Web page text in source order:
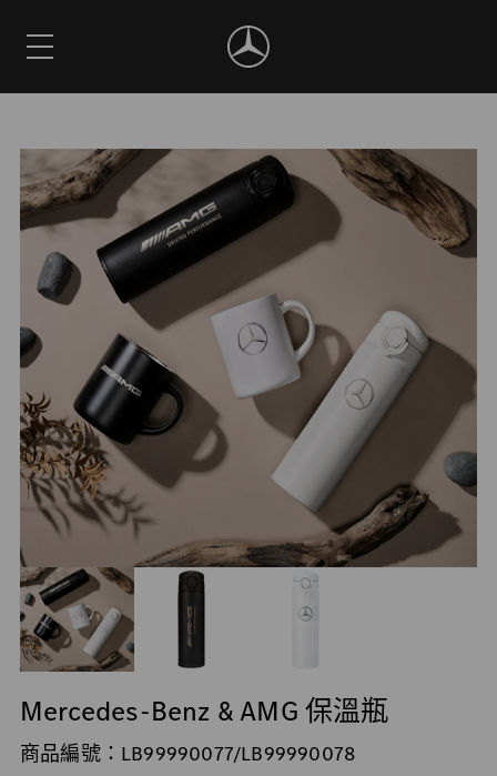
Mercedes-Benz & AMG 保溫瓶
商品編號：LB99990077/LB99990078